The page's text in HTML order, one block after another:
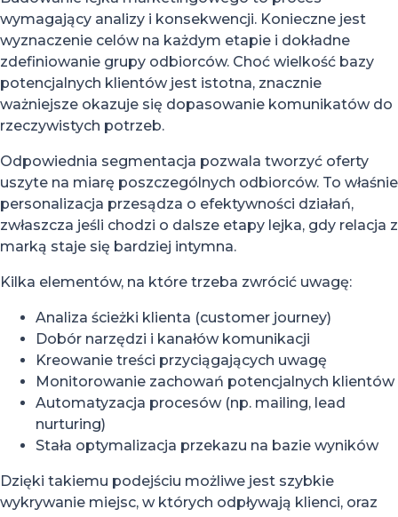
wymagający analizy i konsekwencji. Konieczne jest
wyznaczenie celów na każdym etapie i dokładne
zdefiniowanie grupy odbiorców. Choć wielkość bazy
potencjalnych klientów jest istotna, znacznie
ważniejsze okazuje się dopasowanie komunikatów do
rzeczywistych potrzeb.
Odpowiednia segmentacja pozwala tworzyć oferty
uszyte na miarę poszczególnych odbiorców. To właśnie
personalizacja przesądza o efektywności działań,
zwłaszcza jeśli chodzi o dalsze etapy lejka, gdy relacja z
marką staje się bardziej intymna.
Kilka elementów, na które trzeba zwrócić uwagę:
Analiza ścieżki klienta (customer journey)
Dobór narzędzi i kanałów komunikacji
Kreowanie treści przyciągających uwagę
Monitorowanie zachowań potencjalnych klientów
Automatyzacja procesów (np. mailing, lead
nurturing)
Stała optymalizacja przekazu na bazie wyników
Dzięki takiemu podejściu możliwe jest szybkie
wykrywanie miejsc, w których odpływają klienci, oraz